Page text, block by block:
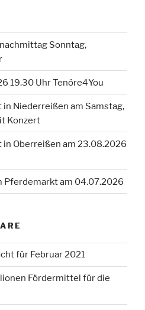
Sonntag,
19.30 Uhr Tenöre4You
Niederreißen am Samstag,
Konzert
Oberreißen am 23.08.2026
Pferdemarkt am 04.07.2026
für Februar 2021
Fördermittel für die